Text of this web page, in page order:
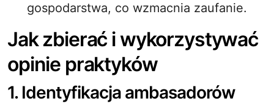
gospodarstwa, co wzmacnia zaufanie.
Jak zbierać i wykorzystywać
opinie praktyków
1. Identyfikacja ambasadorów